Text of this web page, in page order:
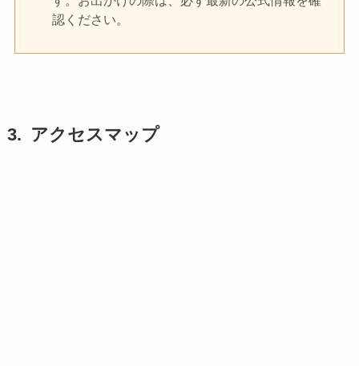
認ください。
アクセスマップ